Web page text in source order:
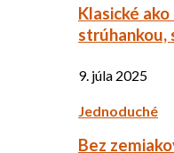
Klasické
strúhankou,
9. júla 2025
Jednoduché
Bez